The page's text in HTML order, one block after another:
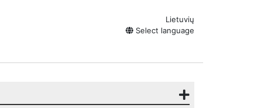
Lietuvių
Select language